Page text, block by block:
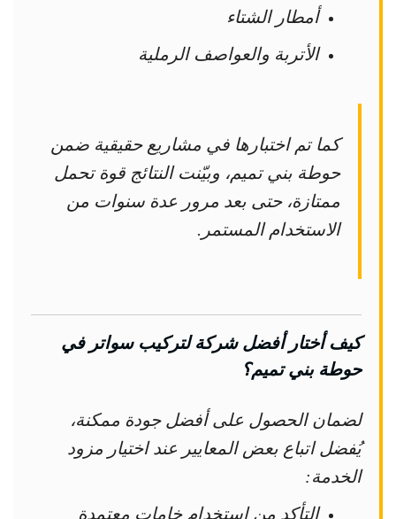
أمطار الشتاء
الأتربة والعواصف الرملية
كما تم اختبارها في مشاريع حقيقية ضمن
حوطة بني تميم، وبيّنت النتائج قوة تحمل
ممتازة، حتى بعد مرور عدة سنوات من
الاستخدام المستمر.
كيف أختار أفضل شركة لتركيب سواتر في
حوطة بني تميم؟
لضمان الحصول على أفضل جودة ممكنة،
يُفضل اتباع بعض المعايير عند اختيار مزود
الخدمة:
التأكد من استخدام خامات معتمدة